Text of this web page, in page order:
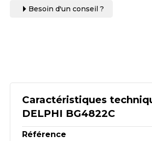
Caractéristiques
DELPHI BG4822C
Référence
Besoin d'un conseil ?